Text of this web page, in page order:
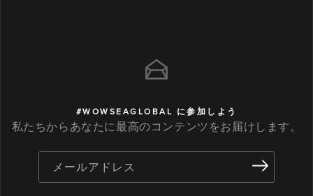
#WOWSEAGLOBAL に参加しよう
私たちからあなたに最高のコンテンツをお届けします。
メールアドレス